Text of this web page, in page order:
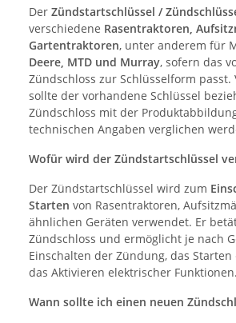
Der Zündstartschlüssel /
verschiedene Rasentraktoren,
Gartentraktoren, unter anderem für
Deere, MTD und Murray, sofern das
Zündschloss zur Schlüsselform passt.
sollte der vorhandene Schlüssel
Zündschloss mit der
technischen Angaben verglichen
Wofür wird der Zündstartschlüssel
Der Zündstartschlüssel wird zum
Starten von Rasentraktoren,
ähnlichen Geräten verwendet. Er
Zündschloss und ermöglicht je nach
Einschalten der Zündung, das
das Aktivieren elektrischer Funktionen.
Wann sollte ich einen neuen